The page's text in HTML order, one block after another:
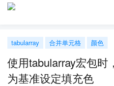
tabularray 合并单元格 颜色
使用tabularray宏包时
为基准设定填充色